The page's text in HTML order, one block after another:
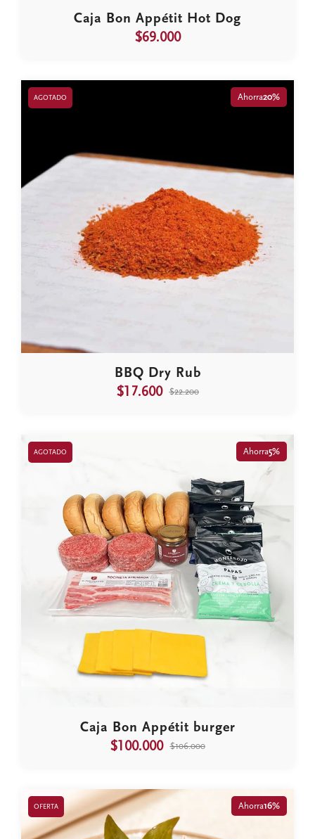
Caja Bon Appétit Hot Dog
$69.000
AGOTADO Ahorra20%
BBQ Dry Rub
$17.600 $22.200
AGOTADO Ahorra5%
Caja Bon Appétit burger
$100.000 $106.000
OFERTA Ahorra16%